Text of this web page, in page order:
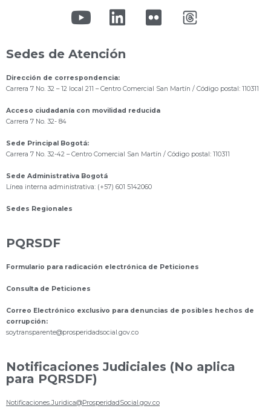
Sedes de Atención
Dirección de correspondencia:
Carrera 7 No. 32 – 12 local 211 – Centro Comercial San Martín / Código postal: 110311
Acceso ciudadanía con movilidad reducida
Carrera 7 No. 32- 84
Sede Principal Bogotá:
Carrera 7 No. 32-42 – Centro Comercial San Martín / Código postal: 110311
Sede Administrativa Bogotá
Línea interna administrativa: (+57) 601 5142060
Sedes Regionales
PQRSDF
Formulario para radicación electrónica de Peticiones
Consulta de Peticiones
Correo Electrónico exclusivo para denuncias de posibles hechos de
corrupción:
soytransparente@prosperidadsocial.gov.co
Notificaciones Judiciales (No aplica
para PQRSDF)
Notificaciones.Juridica@ProsperidadSocial.gov.co